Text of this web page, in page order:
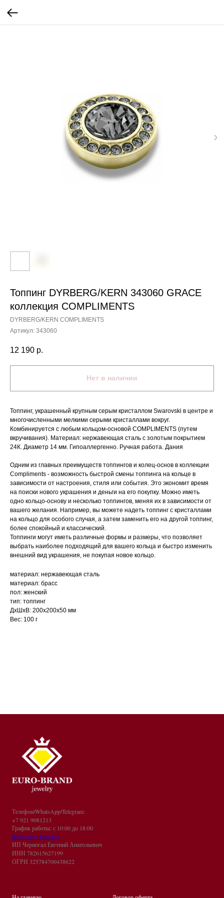
Топпинг DYRBERG/KERN 343060 GRACE
коллекция COMPLIMENTS
DYRBERG/KERN COMPLIMENTS
Артикул: 343060
12 190 р.
Нет в наличии
Топпинг, украшенный крупным серым кристаллом Swarovski в центре и
многочисленными мелкими серыми кристаллами вокруг.
Комбинируется с любым кольцом-основой COMPLIMENTS (путем
вкручивания). Материал: нержавеющая сталь с золотым покрытием
24К. Диаметр 14 мм. Гипоаллергенно. Ручная работа. Дания
Одним из главных преимуществ топпингов и колец-основ в коллекции
Compliments - возможность быстрой смены топпинга на кольце в
зависимости от настроения, стиля или события. Это экономит время
на поиски нового украшения и деньги на его покупку. Можно иметь
одно кольцо-основу и несколько топпингов, меняя их в зависимости от
вашего желания. Например, вы можете надеть топпинг с кристаллами
на кольцо для особого случая, а затем заменить его на другой топпинг,
более спокойный и классический.
Топпинги могут иметь различные формы и размеры, что позволяет
выбрать наиболее подходящий для вашего кольца и быстро изменить
внешний вид украшения, не покупая новое кольцо.
материал: нержавеющая сталь
материал: брасс
пол: женский
тип: топпинг
ДxШxВ: 200x200x50 мм
Вес: 100 г
Телефон/WhatsApp/Telegram:
+7 921 9081213
График работы: с 10:00 до 18:00
info@euro-brand.ru
ИП Черногал Евгений Анатольевич
ИНН 782615627199
ОГРН 325784700438622